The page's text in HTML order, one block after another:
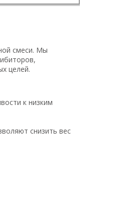
смеси. Мы
целей.
к низким
снизить вес